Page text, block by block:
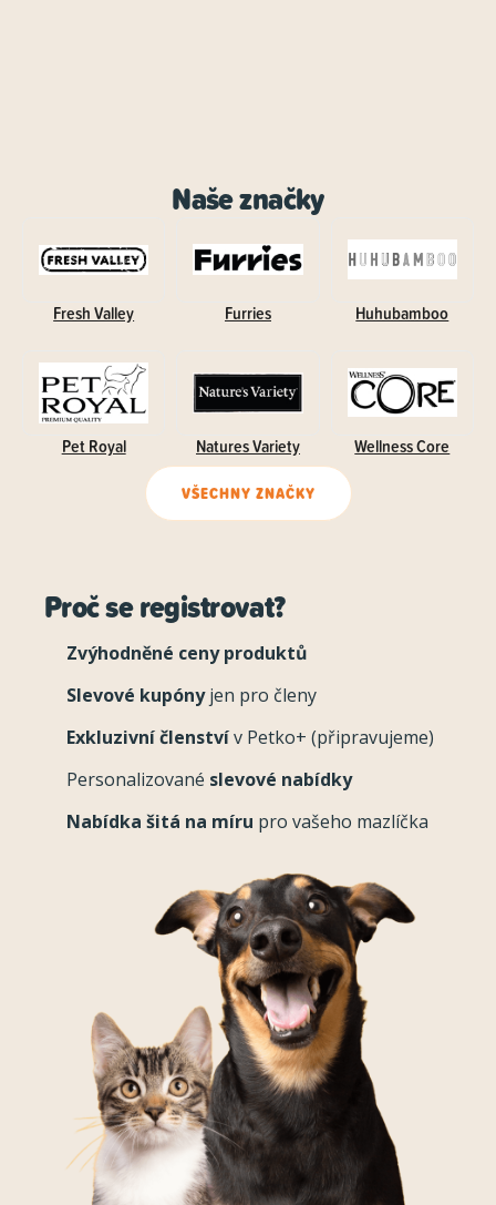
Naše značky
Fresh Valley Furries Huhubamboo
Pet Royal Natures Variety Wellness Core
VŠECHNY ZNAČKY
Proč se registrovat?
Zvýhodněné ceny produktů
Slevové kupónyjen pro členy
Exkluzivní členstvív Petko+ (připravujeme)
Personalizované slevové nabídky
Nabídka šitá na míru pro vašeho mazlíčka